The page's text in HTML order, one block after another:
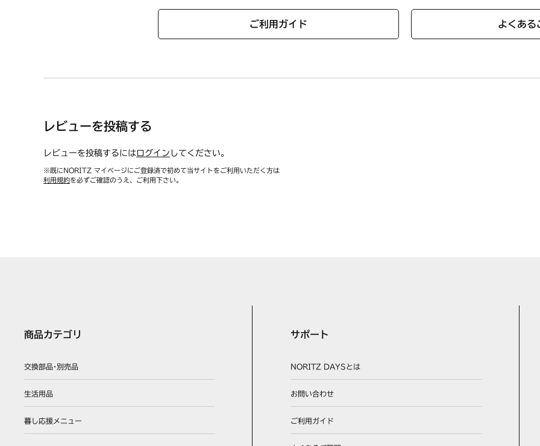
ご利用ガイド よくある
レビューを投稿する
レビューを投稿するには ログイン してください。
※既にNORITZ マイページにご登録済で初めて当サイトをご利用いただく方は
利用規約を必ずご確認のうえ、ご利用下さい。
商品カテゴリ
交換部品･別売品
生活用品
暮し応援メニュー
サポート
NORITZ DAYSとは
お問い合わせ
ご利用ガイド